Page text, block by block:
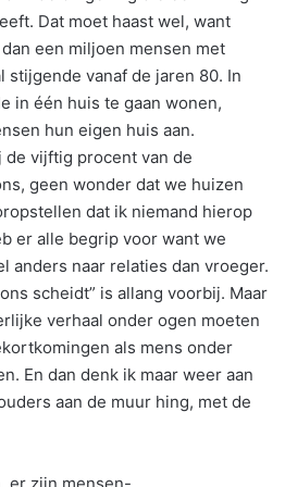
Dat moet haast wel, want
een miljoen mensen met
stijgende vanaf de jaren 80. In
in één huis te gaan wonen,
hun eigen huis aan.
de vijftig procent van de
geen wonder dat we huizen
dat ik niemand hierop
er alle begrip voor want we
anders naar relaties dan vroeger.
scheidt” is allang voorbij. Maar
verhaal onder ogen moeten
als mens onder
En dan denk ik maar weer aan
aan de muur hing, met de